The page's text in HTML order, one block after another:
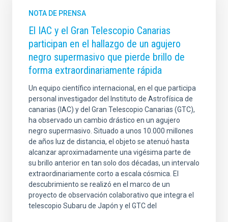
NOTA DE PRENSA
El IAC y el Gran Telescopio Canarias
participan en el hallazgo de un agujero
negro supermasivo que pierde brillo de
forma extraordinariamente rápida
Un equipo científico internacional, en el que participa
personal investigador del Instituto de Astrofísica de
canarias (IAC) y del Gran Telescopio Canarias (GTC),
ha observado un cambio drástico en un agujero
negro supermasivo. Situado a unos 10.000 millones
de años luz de distancia, el objeto se atenuó hasta
alcanzar aproximadamente una vigésima parte de
su brillo anterior en tan solo dos décadas, un intervalo
extraordinariamente corto a escala cósmica. El
descubrimiento se realizó en el marco de un
proyecto de observación colaborativo que integra el
telescopio Subaru de Japón y el GTC del